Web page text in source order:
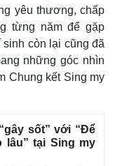
yêu thương, chấp
từng năm để gặp
còn lại cũng đã
những góc nhìn
Chung kết Sing my
sốt” với “Để
lâu” tại Sing my